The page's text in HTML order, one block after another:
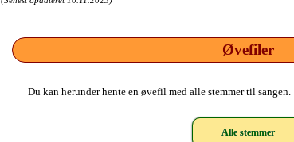
Øvefiler
Du kan herunder hente en øvefil med alle stemmer til sangen.
Alle stemmer